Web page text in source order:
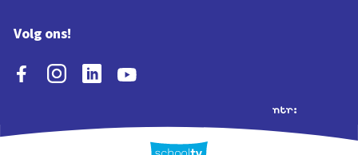
Volg ons!